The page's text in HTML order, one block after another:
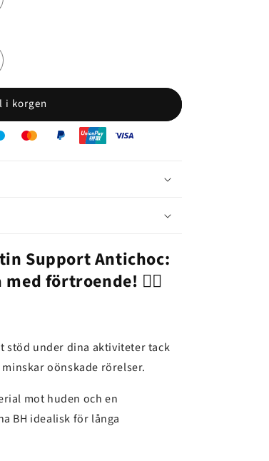
i korgen
Support Antichoc:
förtroende! 🏃‍♀️
stöd under dina aktiviteter tack
oönskade rörelser.
mot huden och en
BH idealisk för långa